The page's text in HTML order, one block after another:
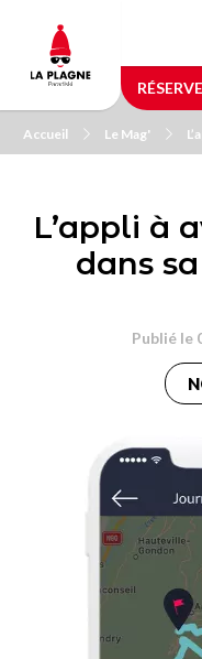
contenu
principal
Accueil Le Mag'
L’appli à
dans
Publié le